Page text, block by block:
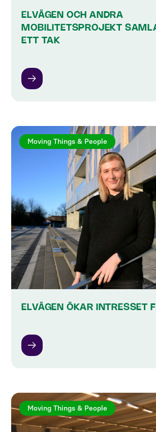
ELVÄGEN OCH ANDRA
MOBILITETSPROJEKT
ETT TAK
Moving Things & People
ELVÄGEN ÖKAR INTRESSET
Moving Things & People